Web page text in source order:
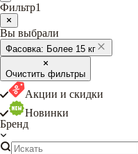
Фильтр1
Вы выбрали
Фасовка: Более 15 кг
Очистить фильтры
Акции и скидки
Новинки
Бренд